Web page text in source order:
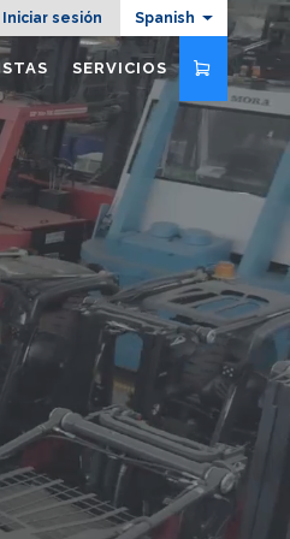
Iniciar sesión Spanish
SERVICIOS